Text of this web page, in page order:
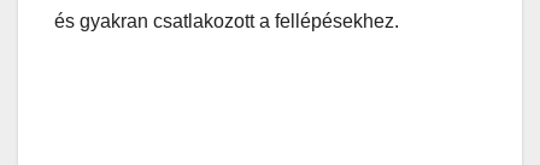
és gyakran csatlakozott a fellépésekhez.